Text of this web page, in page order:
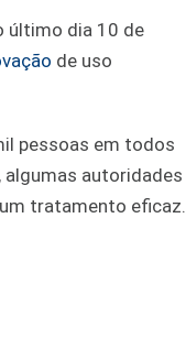
último dia 10 de
de uso
pessoas em todos
algumas autoridades
tratamento eficaz.